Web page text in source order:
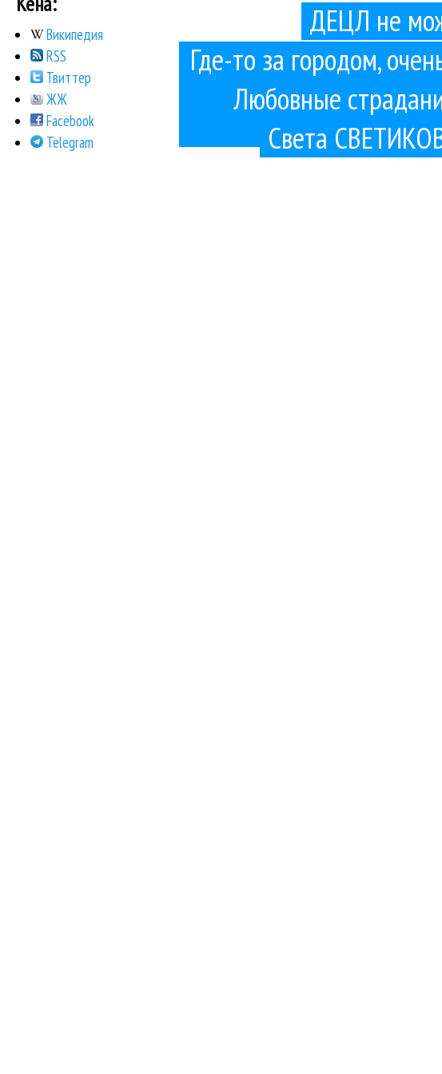
ДЕЦЛ не
Где-то за городом,
Любовные
Света
Википедия
RSS
Твиттер
ЖЖ
Facebook
Telegram